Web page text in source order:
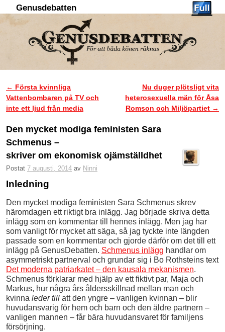
Genusdebatten
Inläggsnavigering
← Första kvinnliga
Vattenbombaren på TV och
inte ett ljud från media
Nu duger plötsligt vita
heterosexuella män för Åsa
Romson och Miljöpartiet →
Den mycket modiga feministen Sara
Schmenus –
skriver om ekonomisk ojämställdhet
Postat 7 augusti, 2014 av Ninni
Inledning
Den mycket modiga feministen Sara Schmenus skrev
häromdagen ett riktigt bra inlägg. Jag började skriva detta
inlägg som en kommentar till hennes inlägg. Men jag har
som vanligt för mycket att säga, så jag tyckte inte längden
passade som en kommentar och gjorde därför om det till ett
inlägg på GenusDebatten. Schmenus inlägg handlar om
asymmetriskt partnerval och grundar sig i Bo Rothsteins text
Det moderna patriarkatet – den kausala mekanismen.
Schmenus förklarar med hjälp av ett fiktivt par, Maja och
Markus, hur några års åldersskillnad mellan man och
kvinna leder till att den yngre – vanligen kvinnan – blir
huvudansvarig för hem och barn och den äldre partnern –
vanligen mannen – får bära huvudansvaret för familjens
försörjning.